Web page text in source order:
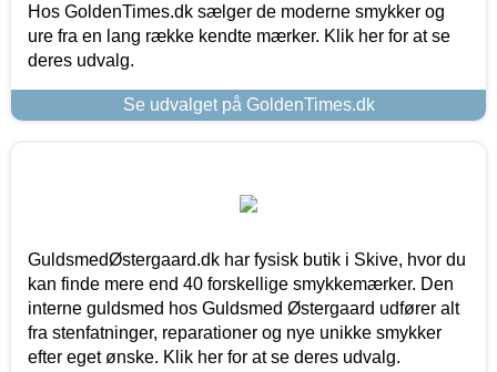
Hos GoldenTimes.dk sælger de moderne smykker og
ure fra en lang række kendte mærker. Klik her for at se
deres udvalg.
Se udvalget på GoldenTimes.dk
GuldsmedØstergaard.dk har fysisk butik i Skive, hvor du
kan finde mere end 40 forskellige smykkemærker. Den
interne guldsmed hos Guldsmed Østergaard udfører alt
fra stenfatninger, reparationer og nye unikke smykker
efter eget ønske. Klik her for at se deres udvalg.